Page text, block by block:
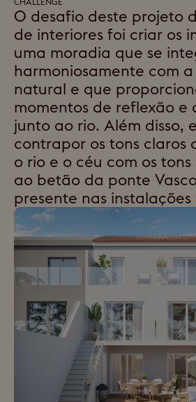
O desafio deste projeto
de interiores foi criar os
uma moradia que se
harmoniosamente com
natural e que
momentos de reflexão e
junto ao rio. Além disso,
contrapor os tons claros
o rio e o céu com os
ao betão da ponte
presente nas instalações